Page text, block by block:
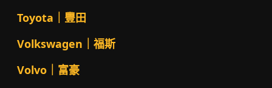
Toyota｜豐田
Volkswagen｜福斯
Volvo｜富豪